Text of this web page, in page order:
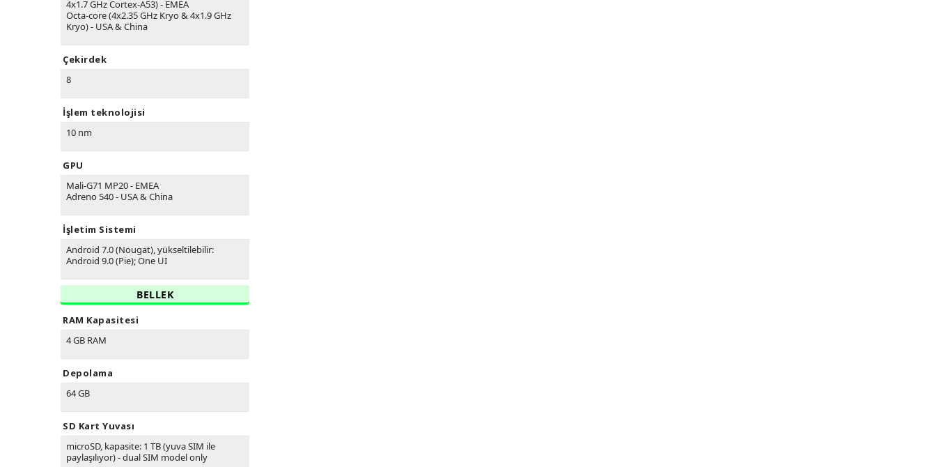
4x1.7 GHz Cortex-A53) - EMEA
Octa-core (4x2.35 GHz Kryo & 4x1.9 GHz
Kryo) - USA & China
Çekirdek
8
İşlem teknolojisi
10 nm
GPU
Mali-G71 MP20 - EMEA
Adreno 540 - USA & China
İşletim Sistemi
Android 7.0 (Nougat), yükseltilebilir:
Android 9.0 (Pie); One UI
BELLEK
RAM Kapasitesi
4 GB RAM
Depolama
64 GB
SD Kart Yuvası
microSD, kapasite: 1 TB (yuva SIM ile
paylaşılıyor) - dual SIM model only